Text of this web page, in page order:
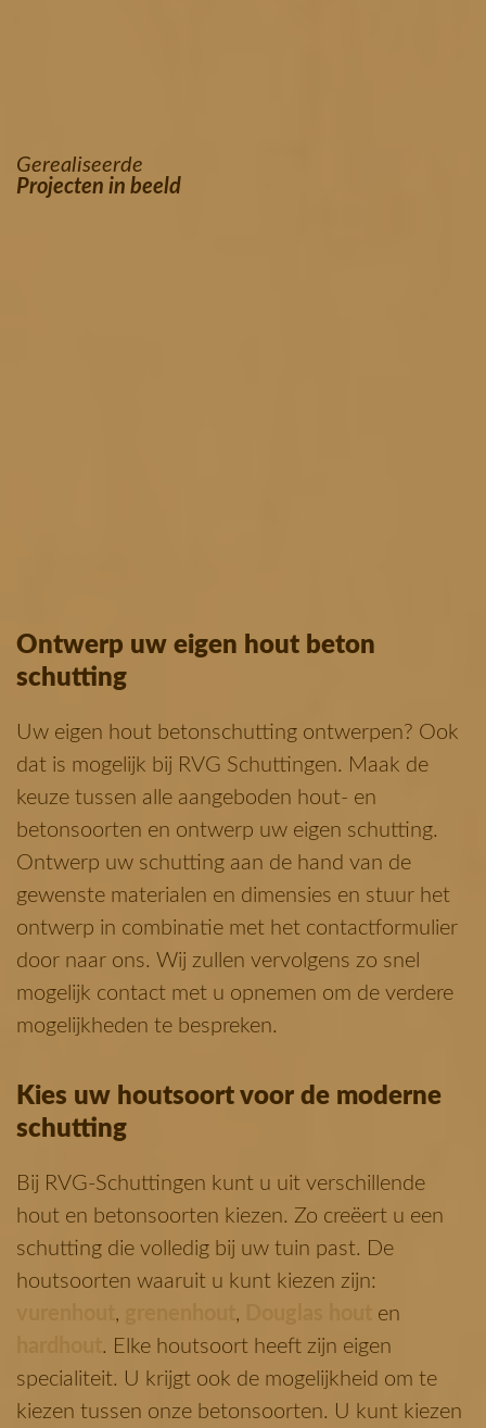
Gerealiseerde
Projecten in beeld
Ontwerp uw eigen hout beton
schutting
Uw eigen hout betonschutting ontwerpen? Ook
dat is mogelijk bij RVG Schuttingen. Maak de
keuze tussen alle aangeboden hout- en
betonsoorten en ontwerp uw eigen schutting.
Ontwerp uw schutting aan de hand van de
gewenste materialen en dimensies en stuur het
ontwerp in combinatie met het contactformulier
door naar ons. Wij zullen vervolgens zo snel
mogelijk contact met u opnemen om de verdere
mogelijkheden te bespreken.
Kies uw houtsoort voor de moderne
schutting
Bij RVG-Schuttingen kunt u uit verschillende
hout en betonsoorten kiezen. Zo creëert u een
schutting die volledig bij uw tuin past. De
houtsoorten waaruit u kunt kiezen zijn:
, ,
en
. Elke houtsoort heeft zijn eigen
specialiteit. U krijgt ook de mogelijkheid om te
kiezen tussen onze betonsoorten. U kunt kiezen